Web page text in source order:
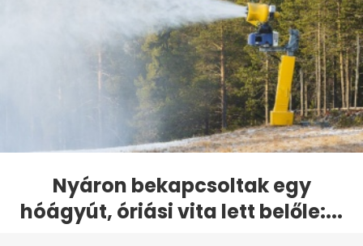
Nyáron bekapcsoltak egy
hóágyút, óriási vita lett belőle:...